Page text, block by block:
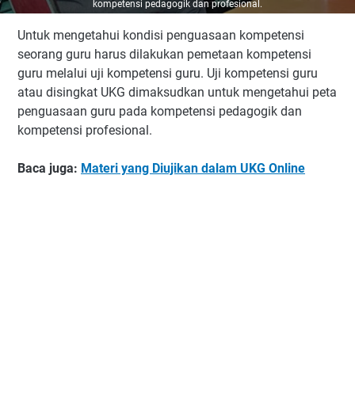
kompetensi pedagogik dan profesional.
Untuk mengetahui kondisi penguasaan kompetensi
seorang guru harus dilakukan pemetaan kompetensi
guru melalui uji kompetensi guru. Uji kompetensi guru
atau disingkat UKG dimaksudkan untuk mengetahui peta
penguasaan guru pada kompetensi pedagogik dan
kompetensi profesional.
Baca juga: Materi yang Diujikan dalam UKG Online